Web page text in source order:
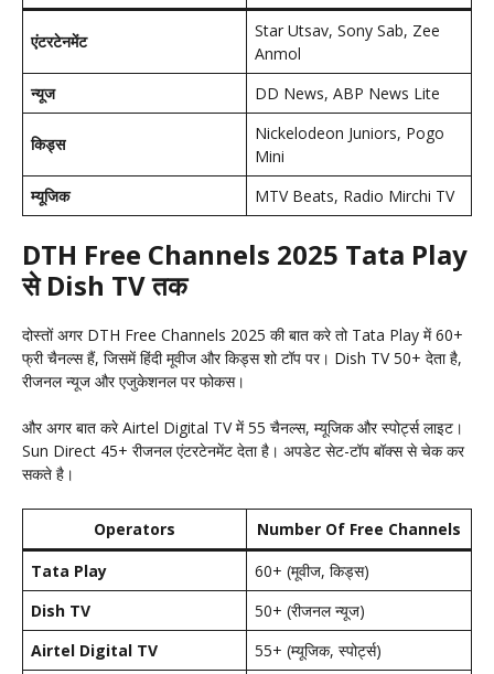
एंटरटेनमेंट
Star Utsav, Sony Sab, Zee
Anmol
न्यूज
DD News, ABP News Lite
किड्स
Nickelodeon Juniors, Pogo
Mini
म्यूजिक
MTV Beats, Radio Mirchi TV
DTH Free Channels 2025 Tata Play
से Dish TV तक
दोस्तों अगर DTH Free Channels 2025 की बात करे तो Tata Play में 60+
फ्री चैनल्स हैं, जिसमें हिंदी मूवीज और किड्स शो टॉप पर। Dish TV 50+ देता है,
रीजनल न्यूज और एजुकेशनल पर फोकस।
और अगर बात करे Airtel Digital TV में 55 चैनल्स, म्यूजिक और स्पोर्ट्स लाइट।
Sun Direct 45+ रीजनल एंटरटेनमेंट देता है। अपडेट सेट-टॉप बॉक्स से चेक कर
सकते है।
Operators
Number Of Free Channels
Tata Play
60+ (मूवीज, किड्स)
Dish TV
50+ (रीजनल न्यूज)
Airtel Digital TV
55+ (म्यूजिक, स्पोर्ट्स)